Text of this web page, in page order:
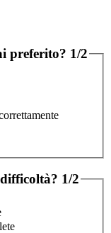
preferito? 1/2
1/2